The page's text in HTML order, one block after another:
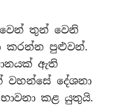
තුන් වෙනි
කරන්න පුළුවන්.
ඇති
දේශනා
කළ යුතුයි.